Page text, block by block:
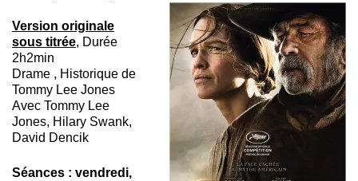
Version originale
sous titrée, Durée
2h2min
Drame , Historique de
Tommy Lee Jones
Avec Tommy Lee
Jones, Hilary Swank,
David Dencik
Séances : vendredi,